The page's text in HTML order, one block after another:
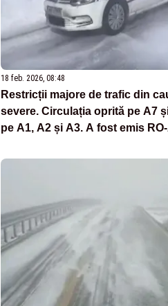
18 feb. 2026, 08:48
Restricții majore de trafic din
severe. Circulația oprită pe A7
pe A1, A2 și A3. A fost emis